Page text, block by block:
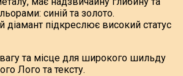
синій та золото.
діамант підкреслює високий статус
та місце для широкого шильду
Лого та тексту.